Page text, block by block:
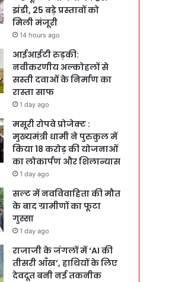
झंडी, 25 बड़े प्रस्तावों को
मिली मंजूरी
14 hours ago
आईआईटी रुड़की:
नवीकरणीय अल्कोहलों से
सस्ती दवाओं के निर्माण का
रास्ता साफ
1 day ago
मसूरी रोपवे प्रोजेक्ट :
मुख्‍यमंत्री धामी ने पुरुकुल में
किया 18 करोड़ की योजनाओं
का लोकार्पण और शिलान्यास
1 day ago
सल्ट में नवविवाहिता की मौत
के बाद ग्रामीणों का फूटा
गुस्सा
1 day ago
राजाजी के जंगलों में ‘AI की
तीसरी आँख’, हाथियों के लिए
देवदूत बनी नई तकनीक